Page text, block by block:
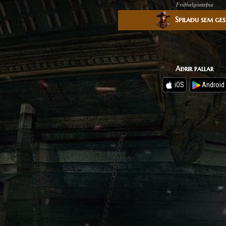
Friðhelgisstefna
Spilaðu sem
Aðrir pallar
iOS Android